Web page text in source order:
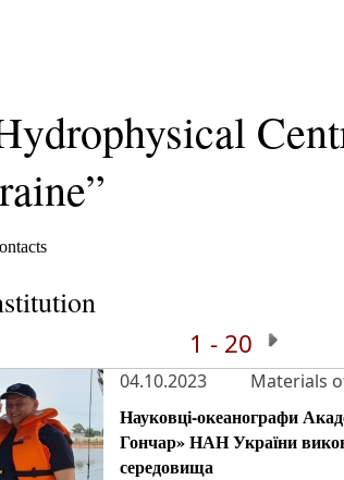
1 - 20
04.10.2023 Materials
Науковці-океанографи
Гончар» НАН України
середовища